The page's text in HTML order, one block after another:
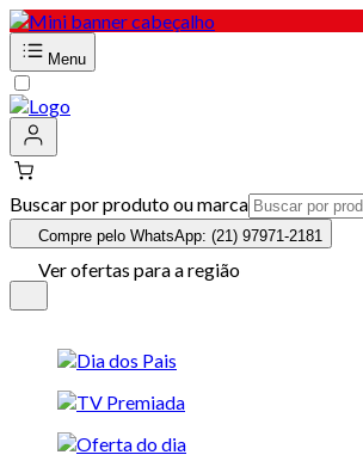
Menu
Buscar por produto ou marca
Compre pelo WhatsApp: (21) 97971-2181
Ver ofertas para a região